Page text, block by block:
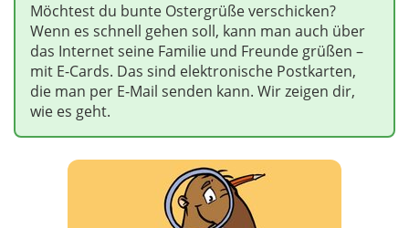
Möchtest du bunte Ostergrüße verschicken?
Wenn es schnell gehen soll, kann man auch über
das Internet seine Familie und Freunde grüßen –
mit E-Cards. Das sind elektronische Postkarten,
die man per E-Mail senden kann. Wir zeigen dir,
wie es geht.